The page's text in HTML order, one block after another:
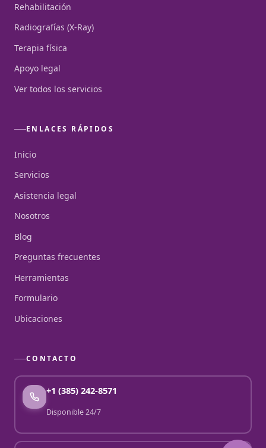
Rehabilitación
Radiografías (X-Ray)
Terapia física
Apoyo legal
Ver todos los servicios
ENLACES RÁPIDOS
Inicio
Servicios
Asistencia legal
Nosotros
Blog
Preguntas frecuentes
Herramientas
Formulario
Ubicaciones
CONTACTO
+1 (385) 242-8571
Disponible 24/7